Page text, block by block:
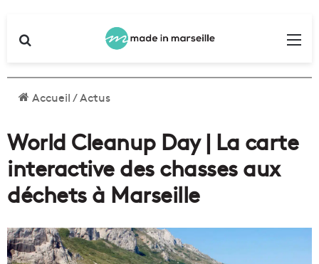
Accueil/Actus
World Cleanup Day | La carte
interactive des chasses aux
déchets à Marseille